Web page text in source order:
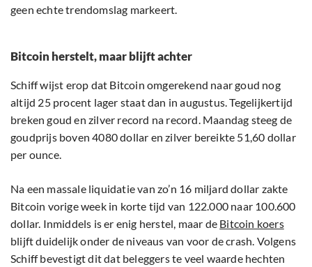
geen echte trendomslag markeert.
Bitcoin herstelt, maar blijft achter
Schiff wijst erop dat Bitcoin omgerekend naar goud nog
altijd 25 procent lager staat dan in augustus. Tegelijkertijd
breken goud en zilver record na record. Maandag steeg de
goudprijs boven 4080 dollar en zilver bereikte 51,60 dollar
per ounce.
Na een massale liquidatie van zo’n 16 miljard dollar zakte
Bitcoin vorige week in korte tijd van 122.000 naar 100.600
dollar. Inmiddels is er enig herstel, maar de Bitcoin koers
blijft duidelijk onder de niveaus van voor de crash. Volgens
Schiff bevestigt dit dat beleggers te veel waarde hechten